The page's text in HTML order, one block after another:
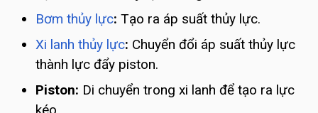
Bơm thủy lực: Tạo ra áp suất thủy lực.
Xi lanh thủy lực: Chuyển đổi áp suất thủy lực
thành lực đẩy piston.
Piston: Di chuyển trong xi lanh để tạo ra lực
kéo.